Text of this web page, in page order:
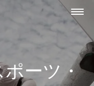
ポーツ・